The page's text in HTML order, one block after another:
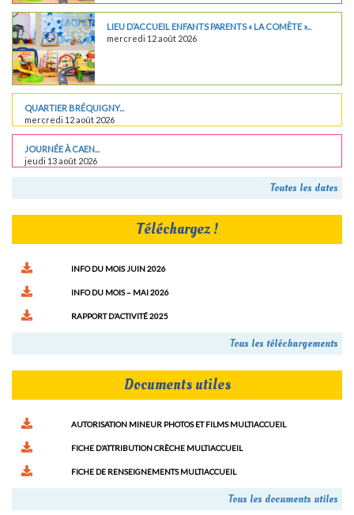
LIEU D’ACCUEIL ENFANTS PARENTS « LA COMÈTE »...
mercredi 12 août 2026
QUARTIER BRÉQUIGNY...
mercredi 12 août 2026
JOURNÉE À CAEN...
jeudi 13 août 2026
Toutes les dates
Téléchargez !
INFO DU MOIS JUIN 2026
INFO DU MOIS – MAI 2026
RAPPORT D’ACTIVITÉ 2025
Tous les téléchargements
Documents utiles
AUTORISATION MINEUR PHOTOS ET FILMS MULTIACCUEIL
FICHE D’ATTRIBUTION CRÈCHE MULTIACCUEIL
FICHE DE RENSEIGNEMENTS MULTIACCUEIL
Tous les documents utiles